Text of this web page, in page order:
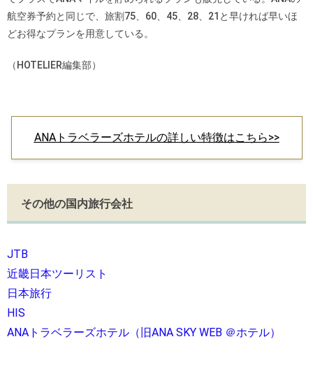
航空券予約と同じで、旅割75、60、45、28、21と早ければ早いほ
どお得なプランを用意している。
（HOTELIER編集部）
ANAトラベラーズホテルの詳しい特徴はこちら>>
その他の国内旅行会社
JTB
近畿日本ツーリスト
日本旅行
HIS
ANAトラベラーズホテル（旧ANA SKY WEB ＠ホテル）